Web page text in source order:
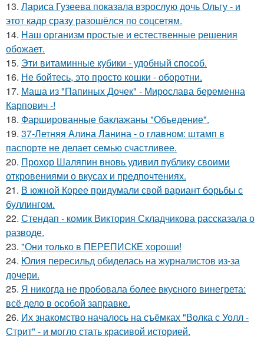
13. Лариса Гузеева показала взрослую дочь Ольгу - и
этот кадр сразу разошёлся по соцсетям.
14. Наш организм простые и естественные решения
обожает.
15. Эти витаминные кубики - удобный способ.
16. Не бойтесь, это просто кошки - оборотни.
17. Маша из "Папиных Дочек" - Мирослава беременна
Карпович -!
18. Фаршированные баклажаны "Объедение".
19. 37-Летняя Алина Ланина - о главном: штамп в
паспорте не делает семью счастливее.
20. Прохор Шаляпин вновь удивил публику своими
откровениями о вкусах и предпочтениях.
21. В южной Корее придумали свой вариант борьбы с
буллингом.
22. Стендап - комик Виктория Складчикова рассказала о
разводе.
23. "Они только в ПЕРЕПИСКЕ хороши!
24. Юлия пересильд обиделась на журналистов из-за
дочери.
25. Я никогда не пробовала более вкусного винегрета:
всё дело в особой заправке.
26. Их знакомство началось на съёмках "Волка с Уолл -
Стрит" - и могло стать красивой историей.